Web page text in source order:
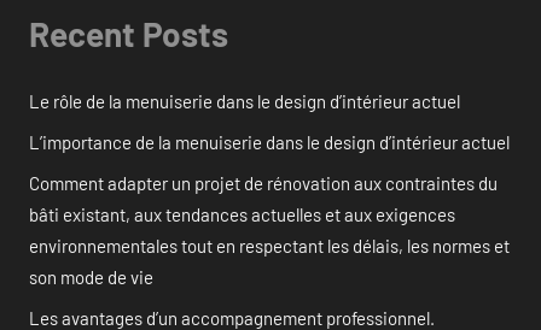
Recent Posts
Le rôle de la menuiserie dans le design d’intérieur actuel
L’importance de la menuiserie dans le design d’intérieur actuel
Comment adapter un projet de rénovation aux contraintes du
bâti existant, aux tendances actuelles et aux exigences
environnementales tout en respectant les délais, les normes et
son mode de vie
Les avantages d’un accompagnement professionnel.